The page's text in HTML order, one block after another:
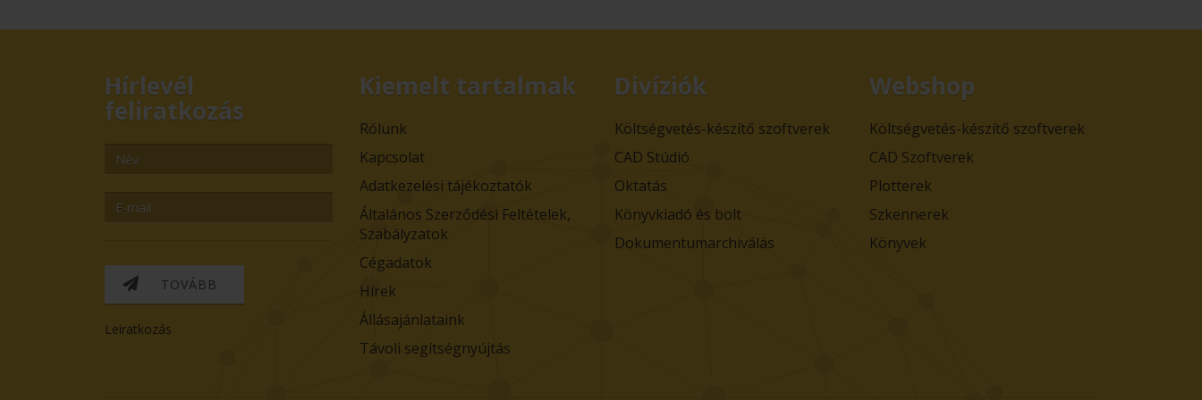
Hírlevél
feliratkozás
TOVÁBB
Leiratkozás
Kiemelt tartalmak
Rólunk
Kapcsolat
Adatkezelési tájékoztatók
Általános Szerződési Feltételek,
Szabályzatok
Cégadatok
Hírek
Állásajánlataink
Távoli segítségnyújtás
Divíziók
Költségvetés-készítő szoftverek
CAD Stúdió
Oktatás
Könyvkiadó és bolt
Dokumentumarchiválás
Webshop
Költségvetés-készítő szoftverek
CAD Szoftverek
Plotterek
Szkennerek
Könyvek